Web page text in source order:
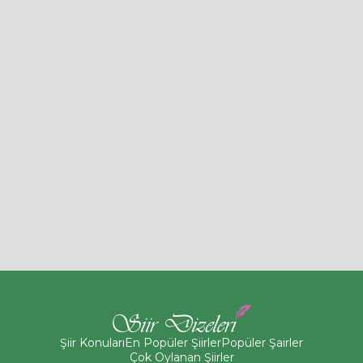
Şiir KonularıEn Popüler ŞiirlerPopüler Şairler
Çok Oylanan Şiirler